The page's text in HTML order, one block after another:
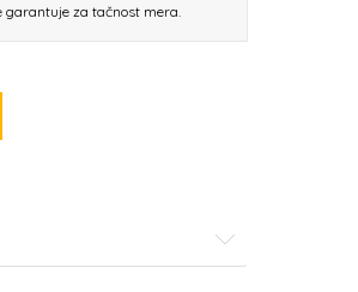
garantuje za tačnost mera.